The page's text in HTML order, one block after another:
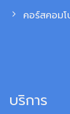
คอร์สคอมโ
บริการ